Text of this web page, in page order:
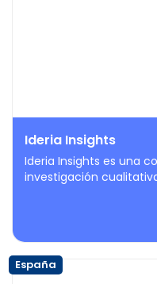
Ideria Insights
Ideria Insights es una
investigación
España